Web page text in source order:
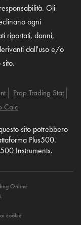
Gli
ogni
riportati, danni,
dall'uso e/o
Prop Trading Stat
Calc
sito potrebbero
Plus500.
Instruments.
Online
cookie